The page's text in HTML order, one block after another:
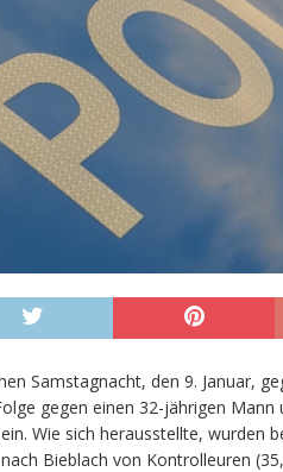
Samstagnacht, den 9. Januar,
gegen einen 32-jährigen
Wie sich herausstellte, wurden
Bieblach von Kontrolleuren